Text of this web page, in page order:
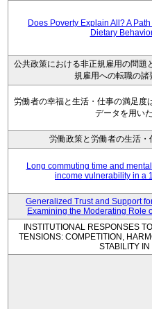
Does Poverty Explain All? A
Dietary
公共政策における非正規雇用の問題
規雇用への転職の諸
労働者の幸福と生活・仕事の満足度
データを用い
労働政策と労働者の生活
Long commuting time and
income vulnerability in a
Generalized Trust and Support
Examining the Moderating Role
INSTITUTIONAL RESPONSES
TENSIONS: COMPETITION,
STABILITY IN